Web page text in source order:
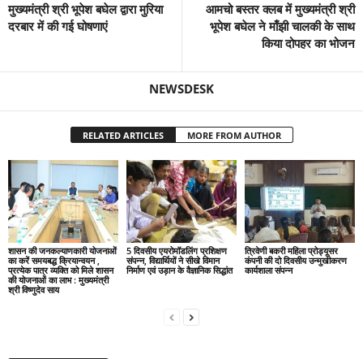
मुख्यमंत्री श्री भूपेश बघेल द्वारा मुरिया
दरबार में की गई घोषणाएं
आमचो बस्तर क्लब में मुख्यमंत्री श्री
भूपेश बघेल ने माँझी चालकी के साथ
किया दोपहर का भोजन
NEWSDESK
RELATED ARTICLES MORE FROM AUTHOR
शासन की जनकल्याणकारी योजनाओं
का करें समयबद्ध क्रियान्वयन ,
प्रत्येक पात्र व्यक्ति को मिले शासन
की योजनाओं का लाभ : मुख्यमंत्री
श्री विष्णुदेव साय
5 दिवसीय एयरोमॉडलिंग प्रशिक्षण
संपन्न, विद्यार्थियों ने सीखे विमान
निर्माण एवं उड़ान के वैज्ञानिक सिद्धांत
त्रिवेणी बकरी महिला प्रोड्यूसर
कंपनी की दो दिवसीय उन्मुखीकरण
कार्यशाला संपन्न